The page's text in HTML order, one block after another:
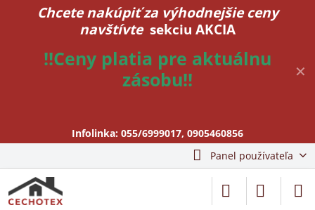
✕
Chcete nakúpiť za výhodnejšie ceny
navštívte sekciu AKCIA
!!Ceny platia pre aktuálnu
zásobu!!
Infolinka: 055/6999017, 0905460856
Panel používateľa